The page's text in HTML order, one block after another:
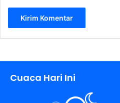
Cuaca Hari Ini